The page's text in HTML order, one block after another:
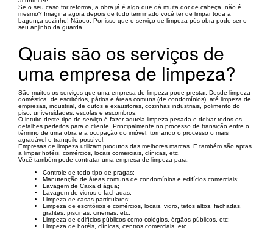
Se o seu caso for reforma, a obra já é algo que dá muita dor de cabeça, não é
mesmo? Imagina agora depois de tudo terminado você ter de limpar toda a
bagunça sozinho! Nãooo. Por isso que o serviço de limpeza pós-obra pode ser o
seu anjinho da guarda.
Quais são os serviços de
uma empresa de limpeza?
São muitos os serviços que uma empresa de limpeza pode prestar. Desde limpeza
doméstica, de escritórios, pátios e áreas comuns (de condomínios), até limpeza de
empresas, industrial, de dutos e exaustores, cozinhas industriais, polimento do
piso, universidades, escolas e escombros.
O intuito deste tipo de serviço é fazer aquela limpeza pesada e deixar todos os
detalhes perfeitos para o cliente. Principalmente no processo de transição entre o
término de uma obra e a ocupação do imóvel, tornando o processo o mais
agradável e tranquilo possível.
Empresas de limpeza utilizam produtos das melhores marcas. E também são aptas
a limpar hotéis, comércios, locais comerciais, clínicas, etc.
Você também pode contratar uma empresa de limpeza para:
Controle de todo tipo de pragas;
Manutenção de áreas comuns de condomínios e edifícios comerciais;
Lavagem de Caixa d água;
Lavagem de vidros e fachadas;
Limpeza de casas particulares;
Limpeza de escritórios e comércios, locais, vidro, tetos altos, fachadas,
grafites, piscinas, cinemas, etc;
Limpeza de edifícios públicos como colégios, órgãos públicos, etc;
Limpeza de hotéis, clínicas, centros comerciais, etc.